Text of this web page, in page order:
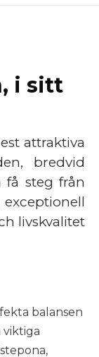
i sitt
attraktiva
bredvid
få steg från
livskvalitet
balansen
viktiga